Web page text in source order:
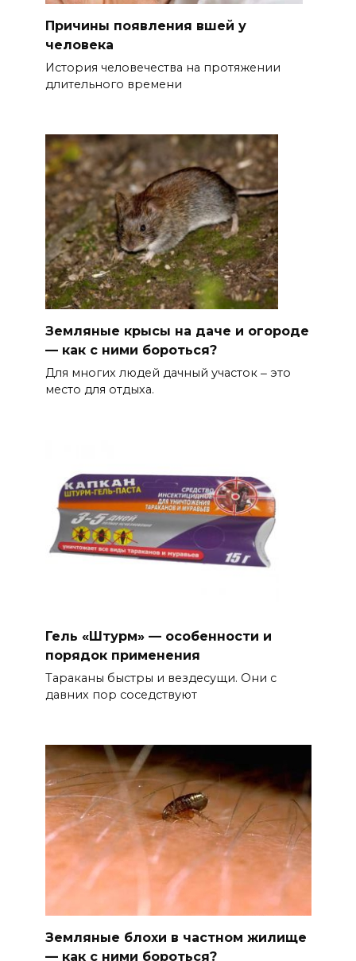
Причины появления вшей у
человека
История человечества на протяжении
длительного времени
Земляные крысы на даче и огороде
— как с ними бороться?
Для многих людей дачный участок ‒ это
место для отдыха.
Гель «Штурм» — особенности и
порядок применения
Тараканы быстры и вездесущи. Они с
давних пор соседствуют
Земляные блохи в частном жилище
— как с ними бороться?